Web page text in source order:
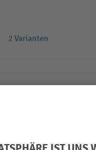
2 Varianten
Wahlweise in 60